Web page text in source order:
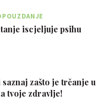
iscjeljuje psihu
zašto je trčanje u
tvoje zdravlje!